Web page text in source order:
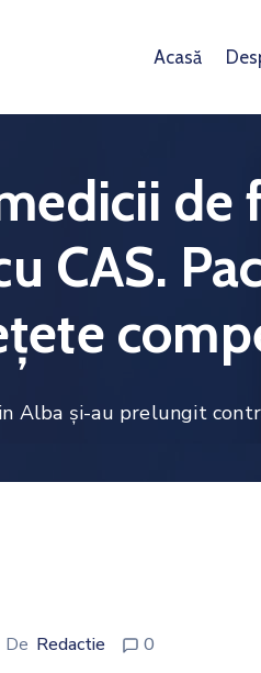
Acasă
de
CAS.
Alba și-au prelungit
De Redactie 0